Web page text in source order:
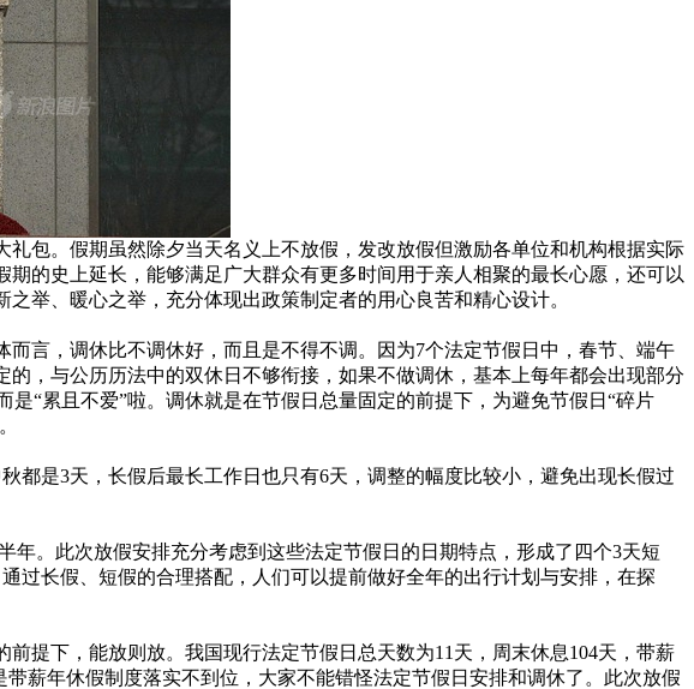
包。假期虽然除夕当天名义上不放假，发改放假但激励各单位和机构根据实际
的史上延长，能够满足广大群众有更多时间用于亲人相聚的最长心愿，还可以
举、暖心之举，充分体现出政策制定者的用心良苦和精心设计。
言，调休比不调休好，而且是不得不调。因为7个法定节假日中，春节、端午
，与公历历法中的双休日不够衔接，如果不做调休，基本上每年都会出现部分
“累且不爱”啦。调休就是在节假日总量固定的前提下，为避免节假日“碎片
都是3天，长假后最长工作日也只有6天，调整的幅度比较小，避免出现长假过
年。此次放假安排充分考虑到这些法定节假日的日期特点，形成了四个3天短
过长假、短假的合理搭配，人们可以提前做好全年的出行计划与安排，在探
提下，能放则放。我国现行法定节假日总天数为11天，周末休息104天，带薪
薪年休假制度落实不到位，大家不能错怪法定节假日安排和调休了。此次放假